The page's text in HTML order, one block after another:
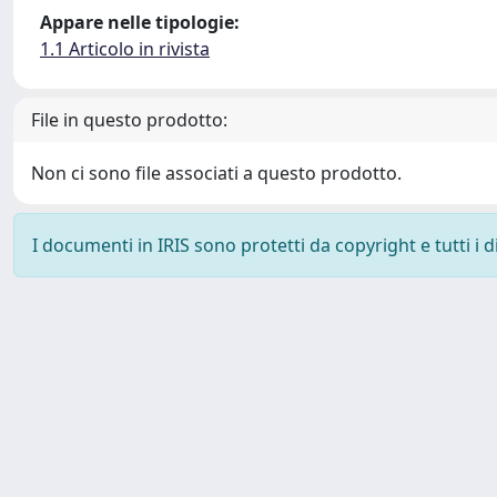
Appare nelle tipologie:
1.1 Articolo in rivista
File in questo prodotto:
Non ci sono file associati a questo prodotto.
I documenti in IRIS sono protetti da copyright e tutti i